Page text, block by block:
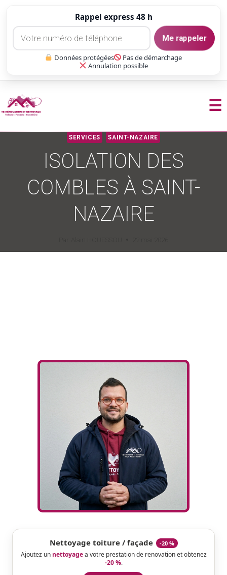
Rappel express 48 h
Me rappeler
Données protégées
Pas de démarchage
Annulation possible
☰
SERVICES SAINT-NAZAIRE
ISOLATION DES
COMBLES À SAINT-
NAZAIRE
Nettoyage toiture / façade -20 %
Ajoutez un nettoyagea votre prestation de renovation et obtenez
-20 %.